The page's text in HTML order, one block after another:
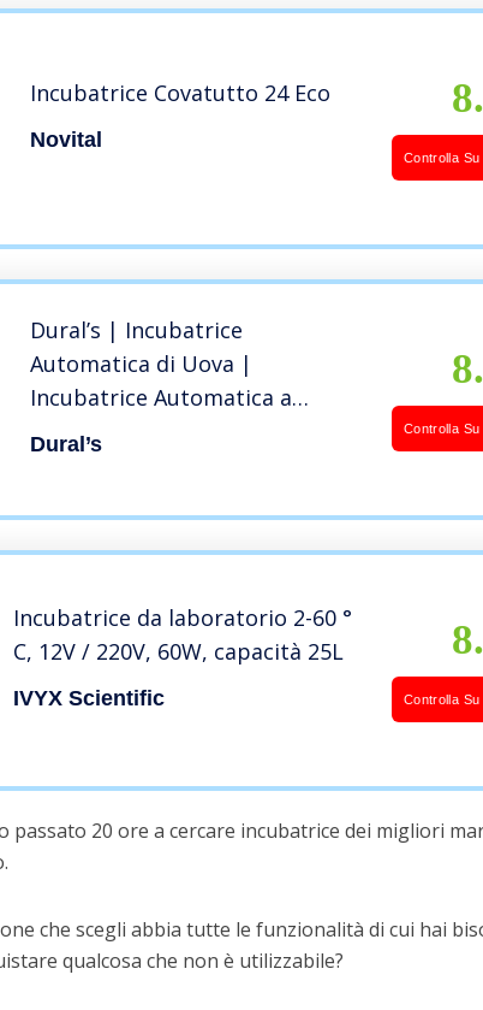
Incubatrice Covatutto 24 Eco
Novital
Controlla Su
Dural’s | Incubatrice
Automatica di Uova |
Incubatrice Automatica a
Rotazione e Temperatura delle
Dural’s
Controlla Su
Incubatrice da laboratorio 2-60 °
C, 12V / 220V, 60W, capacità 25L
IVYX Scientific Controlla Su
passato 20 ore a cercare incubatrice dei migliori
che scegli abbia tutte le funzionalità di cui hai
qualcosa che non è utilizzabile?